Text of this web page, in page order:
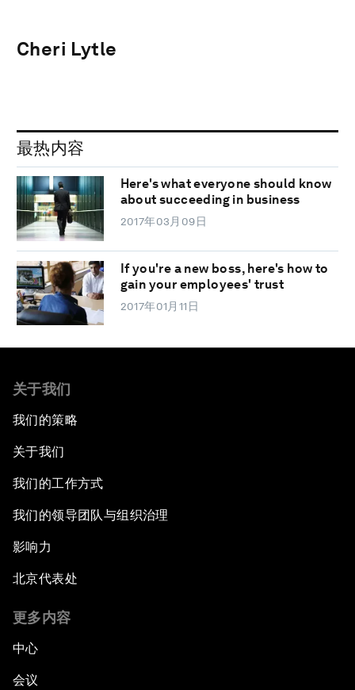
Cheri Lytle
最热内容
Here's what everyone should know
about succeeding in business
2017年03月09日
If you're a new boss, here's how to
gain your employees' trust
2017年01月11日
关于我们
我们的策略
关于我们
我们的工作方式
我们的领导团队与组织治理
影响力
北京代表处
更多内容
中心
会议